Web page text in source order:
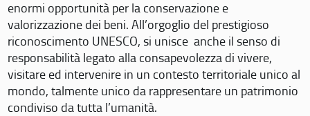
enormi opportunità per la conservazione e
valorizzazione dei beni. All’orgoglio del prestigioso
riconoscimento UNESCO, si unisce anche il senso di
responsabilità legato alla consapevolezza di vivere,
visitare ed intervenire in un contesto territoriale unico al
mondo, talmente unico da rappresentare un patrimonio
condiviso da tutta l’umanità.